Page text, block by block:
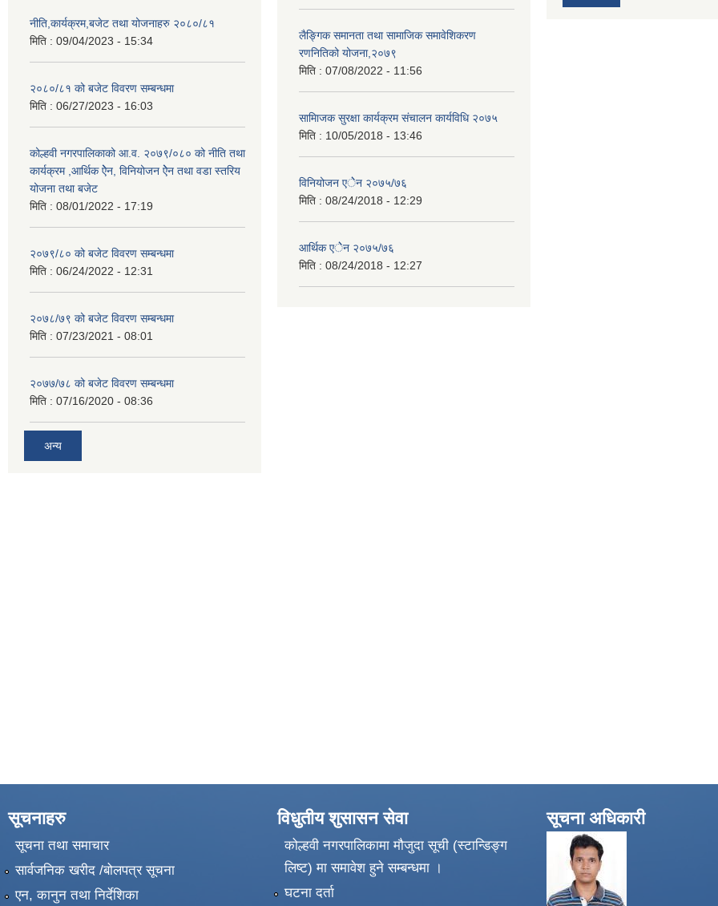
नीति,कार्यक्रम,बजेट तथा योजनाहरु २०८०/८१
मिति : 09/04/2023 - 15:34
२०८०/८१ को बजेट विवरण सम्बन्धमा
मिति : 06/27/2023 - 16:03
कोल्हवी नगरपालिकाको आ.व. २०७९/०८० को नीति तथा
कार्यक्रम ,आर्थिक ऐेन, विनियोजन ऐेन तथा वडा स्तरिय
योजना तथा बजेट
मिति : 08/01/2022 - 17:19
२०७९/८० को बजेट विवरण सम्बन्धमा
मिति : 06/24/2022 - 12:31
२०७८/७९ को बजेट विवरण सम्बन्धमा
मिति : 07/23/2021 - 08:01
२०७७/७८ को बजेट विवरण सम्बन्धमा
मिति : 07/16/2020 - 08:36
अन्य
लैङ्गिक समानता तथा सामाजिक समावेशिकरण
रणनितिको योजना,२०७९
मिति : 07/08/2022 - 11:56
सामािजक सुरक्षा कार्यक्रम संचालन कार्यविधि २०७५
मिति : 10/05/2018 - 13:46
विनियोजन एेेन २०७५/७६
मिति : 08/24/2018 - 12:29
आर्थिक एेेन २०७५/७६
मिति : 08/24/2018 - 12:27
सूचनाहरु
सूचना तथा समाचार
सार्वजनिक खरीद /बोलपत्र सूचना
एन, कानुन तथा निर्देशिका
विधुतीय शुसासन सेवा
कोल्हवी नगरपालिकामा मौजुदा सूची (स्टान्डिङ्ग
लिष्ट) मा समावेश हुने सम्बन्धमा ।
घटना दर्ता
सूचना अधिकारी